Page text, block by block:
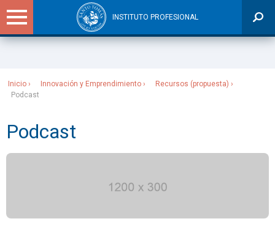
INSTITUTO PROFESIONAL
Inicio Innovación y Emprendimiento
Recursos (propuesta)
Podcast
Podcast